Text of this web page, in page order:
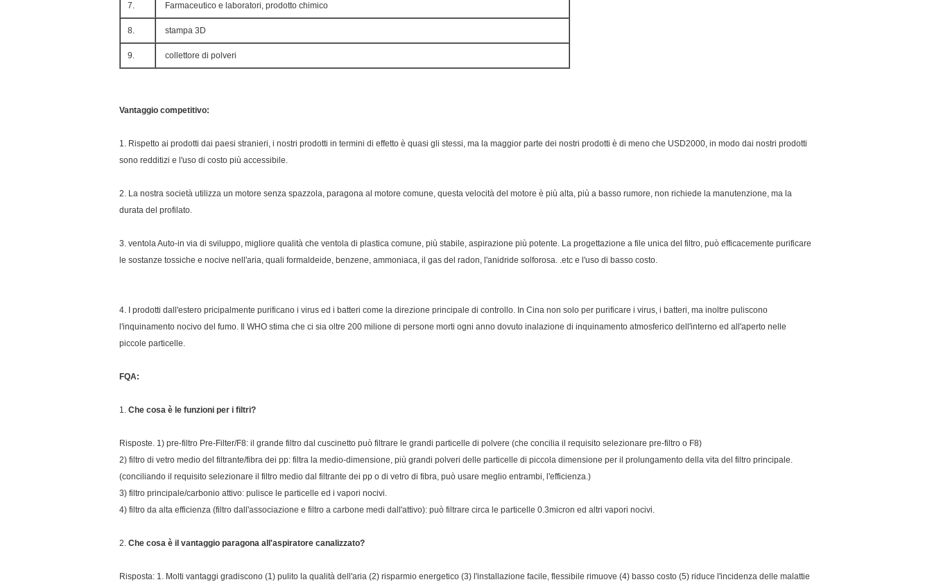
7. Farmaceutico e laboratori, prodotto chimico
8. stampa 3D
9. collettore di polveri
Vantaggio competitivo:
1. Rispetto ai prodotti dai paesi stranieri, i nostri prodotti in termini di effetto è quasi gli stessi, ma la maggior parte dei nostri prodotti è di meno che USD2000, in modo dai nostri prodotti
sono redditizi e l'uso di costo più accessibile.
2. La nostra società utilizza un motore senza spazzola, paragona al motore comune, questa velocità del motore è più alta, più a basso rumore, non richiede la manutenzione, ma la
durata del profilato.
3. ventola Auto-in via di sviluppo, migliore qualità che ventola di plastica comune, più stabile, aspirazione più potente. La progettazione a file unica del filtro, può efficacemente purificare
le sostanze tossiche e nocive nell'aria, quali formaldeide, benzene, ammoniaca, il gas del radon, l'anidride solforosa. .etc e l'uso di basso costo.
4. I prodotti dall'estero pricipalmente purificano i virus ed i batteri come la direzione principale di controllo. In Cina non solo per purificare i virus, i batteri, ma inoltre puliscono
l'inquinamento nocivo del fumo. Il WHO stima che ci sia oltre 200 milione di persone morti ogni anno dovuto inalazione di inquinamento atmosferico dell'interno ed all'aperto nelle
piccole particelle.
FQA:
1. Che cosa è le funzioni per i filtri?
Risposte. 1) pre-filtro Pre-Filter/F8: il grande filtro dal cuscinetto può filtrare le grandi particelle di polvere (che concilia il requisito selezionare pre-filtro o F8)
2) filtro di vetro medio del filtrante/fibra dei pp: filtra la medio-dimensione, più grandi polveri delle particelle di piccola dimensione per il prolungamento della vita del filtro principale.
(conciliando il requisito selezionare il filtro medio dal filtrante dei pp o di vetro di fibra, può usare meglio entrambi, l'efficienza.)
3) filtro principale/carbonio attivo: pulisce le particelle ed i vapori nocivi.
4) filtro da alta efficienza (filtro dall'associazione e filtro a carbone medi dall'attivo): può filtrare circa le particelle 0.3micron ed altri vapori nocivi.
2. Che cosa è il vantaggio paragona all'aspiratore canalizzato?
Risposta: 1. Molti vantaggi gradiscono (1) pulito la qualità dell'aria (2) risparmio energetico (3) l'installazione facile, flessibile rimuove (4) basso costo (5) riduce l'incidenza delle malattie